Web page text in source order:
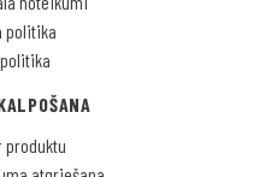
politika
produktu